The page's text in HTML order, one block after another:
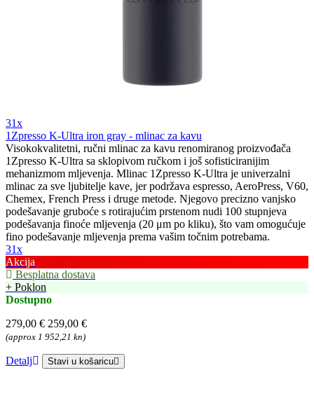
31x
1Zpresso K-Ultra iron gray - mlinac za kavu
Visokokvalitetni, ručni mlinac za kavu renomiranog proizvođača
1Zpresso K-Ultra sa sklopivom ručkom i još sofisticiranijim
mehanizmom mljevenja. Mlinac 1Zpresso K-Ultra je univerzalni
mlinac za sve ljubitelje kave, jer podržava espresso, AeroPress, V60,
Chemex, French Press i druge metode. Njegovo precizno vanjsko
podešavanje gruboće s rotirajućim prstenom nudi 100 stupnjeva
podešavanja finoće mljevenja (20 μm po kliku), što vam omogućuje
fino podešavanje mljevenja prema vašim točnim potrebama.
31x
Akcija
Besplatna dostava
+ Poklon
Dostupno
279,00 € 259,00 €
(approx 1 952,21 kn)
Detalj Stavi u košaricu